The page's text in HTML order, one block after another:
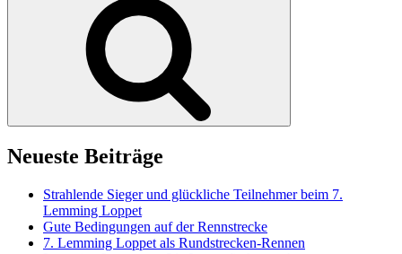
Neueste Beiträge
Strahlende Sieger und glückliche Teilnehmer beim 7.
Lemming Loppet
Gute Bedingungen auf der Rennstrecke
7. Lemming Loppet als Rundstrecken-Rennen